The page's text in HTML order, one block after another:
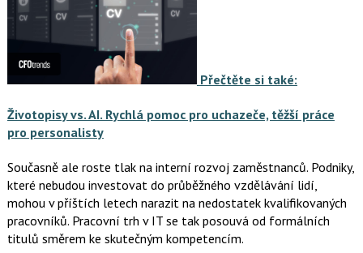
Přečtěte si také:
Životopisy vs. AI. Rychlá pomoc pro uchazeče, těžší práce
pro personalisty
Současně ale roste tlak na interní rozvoj zaměstnanců. Podniky,
které nebudou investovat do průběžného vzdělávání lidí,
mohou v příštích letech narazit na nedostatek kvalifikovaných
pracovníků. Pracovní trh v IT se tak posouvá od formálních
titulů směrem ke skutečným kompetencím.